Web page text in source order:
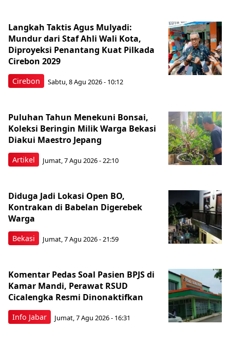
Cirebon
Langkah Taktis Agus Mulyadi:
Mundur dari Staf Ahli Wali Kota,
Diproyeksi Penantang Kuat Pilkada
Cirebon 2029
Sabtu, 8 Agu 2026 - 10:12
Artikel
Puluhan Tahun Menekuni Bonsai,
Koleksi Beringin Milik Warga Bekasi
Diakui Maestro Jepang
Jumat, 7 Agu 2026 - 22:10
Bekasi
Diduga Jadi Lokasi Open BO,
Kontrakan di Babelan Digerebek
Warga
Jumat, 7 Agu 2026 - 21:59
Info Jabar
Komentar Pedas Soal Pasien BPJS di
Kamar Mandi, Perawat RSUD
Cicalengka Resmi Dinonaktifkan
Jumat, 7 Agu 2026 - 16:31